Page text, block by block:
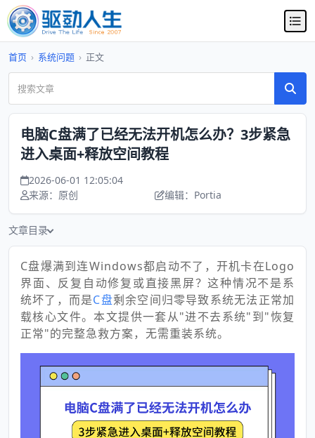
首页 › 系统问题 › 正文
电脑C盘满了已经无法开机怎么办？3步紧急
进入桌面+释放空间教程
2026-06-01 12:05:04
来源：原创
编辑：Portia
文章目录
C盘爆满到连Windows都启动不了，开机卡在Logo
界面、反复自动修复或直接黑屏？这种情况不是系
统坏了，而是C盘剩余空间归零导致系统无法正常加
载核心文件。本文提供一套从"进不去系统"到"恢复
正常"的完整急救方案，无需重装系统。